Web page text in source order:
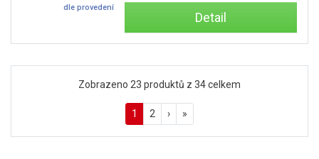
dle provedení
Detail
Zobrazeno 23 produktů z 34 celkem
1 2 › »